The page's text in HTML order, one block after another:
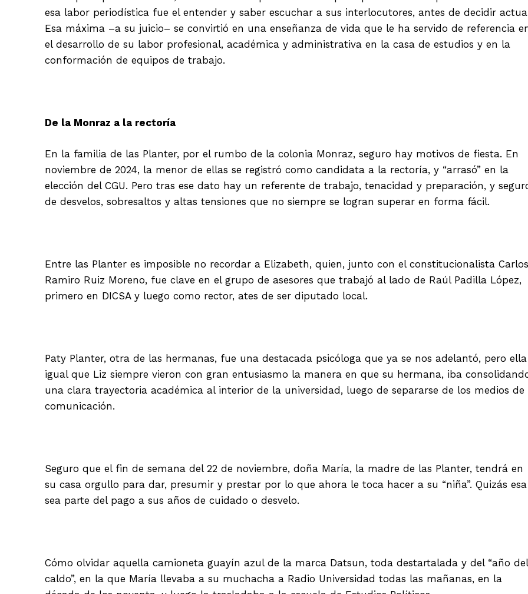
esa labor periodística fue el entender y saber escuchar a sus interlocutores, antes de decidir
Esa máxima –a su juicio– se convirtió en una enseñanza de vida que le ha servido de referencia
el desarrollo de su labor profesional, académica y administrativa en la casa de estudios y en la
conformación de equipos de trabajo.
De la Monraz a la rectoría
En la familia de las Planter, por el rumbo de la colonia Monraz, seguro hay motivos de fiesta. En
noviembre de 2024, la menor de ellas se registró como candidata a la rectoría, y “arrasó” en la
elección del CGU. Pero tras ese dato hay un referente de trabajo, tenacidad y preparación, y
de desvelos, sobresaltos y altas tensiones que no siempre se logran superar en forma fácil.
Entre las Planter es imposible no recordar a Elizabeth, quien, junto con el constitucionalista Carlos
Ramiro Ruiz Moreno, fue clave en el grupo de asesores que trabajó al lado de Raúl Padilla López,
primero en DICSA y luego como rector, ates de ser diputado local.
Paty Planter, otra de las hermanas, fue una destacada psicóloga que ya se nos adelantó, pero ella
igual que Liz siempre vieron con gran entusiasmo la manera en que su hermana, iba
una clara trayectoria académica al interior de la universidad, luego de separarse de los medios de
comunicación.
Seguro que el fin de semana del 22 de noviembre, doña María, la madre de las Planter, tendrá en
su casa orgullo para dar, presumir y prestar por lo que ahora le toca hacer a su “niña”. Quizás esa
sea parte del pago a sus años de cuidado o desvelo.
Cómo olvidar aquella camioneta guayín azul de la marca Datsun, toda destartalada y del “año del
caldo”, en la que María llevaba a su muchacha a Radio Universidad todas las mañanas, en la